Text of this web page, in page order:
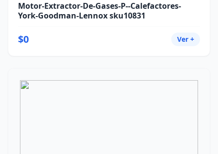
Motor-Extractor-De-Gases-P--Calefactores-
York-Goodman-Lennox sku10831
$0 Ver +